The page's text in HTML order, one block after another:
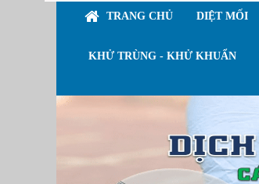
TRANG CHỦ DIỆT MỐI
KHỬ TRÙNG - KHỬ KHUẨN